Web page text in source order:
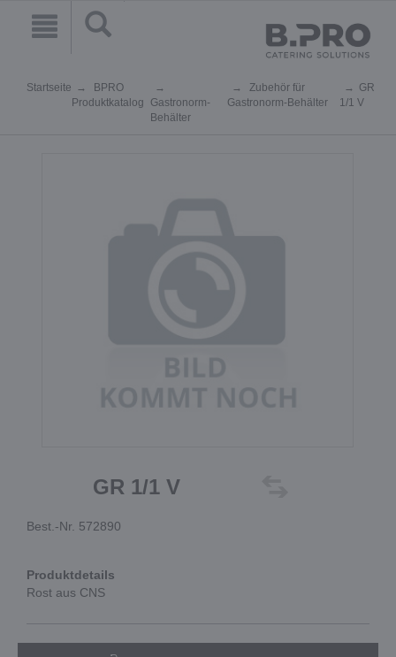
Startseite
BPRO
Produktkatalog
Gastronorm-
Behälter
Zubehör für
Gastronorm-Behälter
GR
1/1 V
GR 1/1 V
Best.-Nr. 572890
Produktdetails
Rost aus CNS